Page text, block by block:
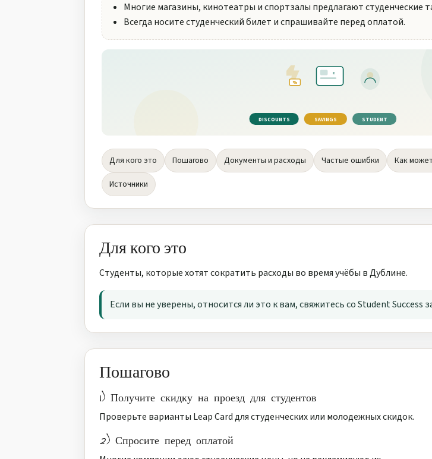
Многие магазины, кинотеатры и спортзалы предлагают студенческие
Всегда носите студенческий билет и спрашивайте перед оплатой.
%
ID
DISCOUNTS SAVINGS STUDENT
Для кого это Пошагово Документы и расходы Частые ошибки
Как
Источники
Для кого это
Студенты, которые хотят сократить расходы во время учёбы в Дублине.
Если вы не уверены, относится ли это к вам, свяжитесь со Student Success
Пошагово
1) Получите скидку на проезд для студентов
Проверьте варианты Leap Card для студенческих или молодежных скидок.
2) Спросите перед оплатой